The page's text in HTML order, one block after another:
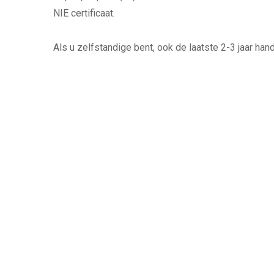
NIE certificaat.
Als u zelfstandige bent, ook de laatste 2-3 jaar